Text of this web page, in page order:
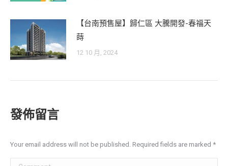
【台南預售屋】歸仁區 大騰開發-春福天
蒔
12 10 月, 2024
發佈留言
Your email address will not be published. Required fields are marked *